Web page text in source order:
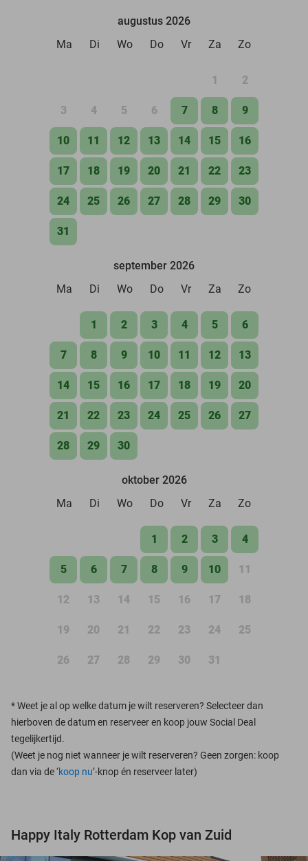
augustus 2026
Ma
Di Wo Do Vr Za Zo
1 2
3 4 5 6 7 8 9
10 11 12 13 14 15 16
17 18 19 20 21 22 23
24 25 26 27 28 29 30
31
september 2026
Ma
Di Wo Do Vr Za Zo
1 2 3 4 5 6
7 8 9 10 11 12 13
14 15 16 17 18 19 20
21 22 23 24 25 26 27
28 29 30
oktober 2026
Ma
Di Wo Do Vr Za Zo
1 2 3 4
5 6 7 8 9 10 11
12 13 14 15 16 17 18
19 20 21 22 23 24 25
26 27 28 29 30 31
*Weet je al op welke datum je wilt reserveren? Selecteer dan
hierboven de datum en reserveer en koop jouw Social Deal
tegelijkertijd.
(Weet je nog niet wanneer je wilt reserveren? Geen zorgen: koop
dan via de ‘koop nu’-knop én reserveer later)
Happy Italy Rotterdam Kop van Zuid